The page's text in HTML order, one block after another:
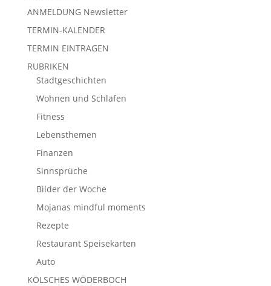
ANMELDUNG Newsletter
TERMIN-KALENDER
TERMIN EINTRAGEN
RUBRIKEN
Stadtgeschichten
Wohnen und Schlafen
Fitness
Lebensthemen
Finanzen
Sinnsprüche
Bilder der Woche
Mojanas mindful moments
Rezepte
Restaurant Speisekarten
Auto
KÖLSCHES WÖDERBOCH